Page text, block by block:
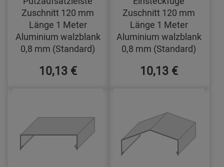
Zuschnitt 120 mm
Länge 1 Meter
Aluminium walzblank
0,8 mm (Standard)
10,13 €
Zuschnitt 120 mm
Länge 1 Meter
Aluminium walzblank
0,8 mm (Standard)
10,13 €